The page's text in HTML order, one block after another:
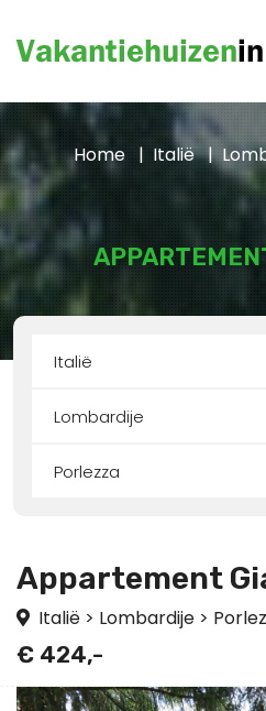
Home Italië
Italië
Lombardije
Porlezza
Appartement
Italië > Lombardije >
€ 424,-